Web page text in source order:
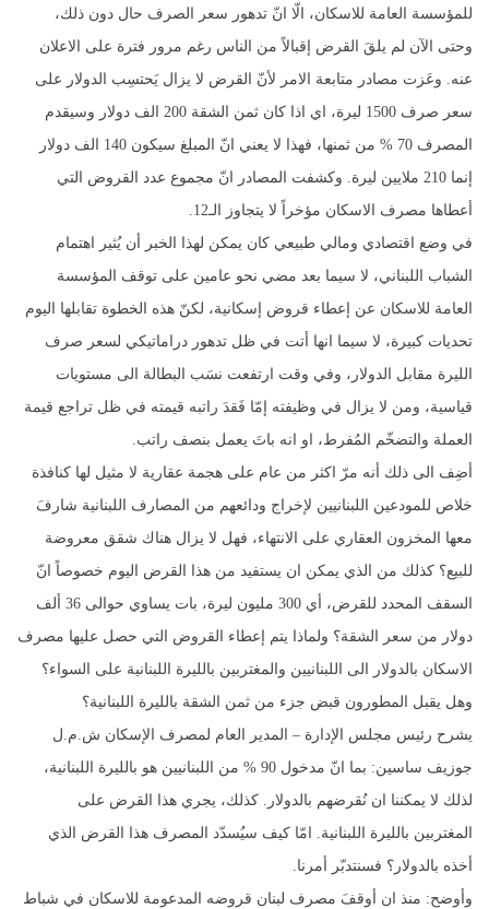
للمؤسسة العامة للاسكان، الّا انّ تدهور سعر الصرف حال دون ذلك،
وحتى الآن لم يلقَ القرض إقبالاً من الناس رغم مرور فترة على الاعلان
عنه. وعَزت مصادر متابعة الامر لأنّ القرض لا يزال يَحتسِب الدولار على
سعر صرف 1500 ليرة، اي اذا كان ثمن الشقة 200 الف دولار وسيقدم
المصرف 70 % من ثمنها، فهذا لا يعني انّ المبلغ سيكون 140 الف دولار
إنما 210 ملايين ليرة. وكشفت المصادر انّ مجموع عدد القروض التي
أعطاها مصرف الاسكان مؤخراً لا يتجاوز الـ12.
في وضع اقتصادي ومالي طبيعي كان يمكن لهذا الخبر أن يُثير اهتمام
الشباب اللبناني، لا سيما بعد مضي نحو عامين على توقف المؤسسة
العامة للاسكان عن إعطاء قروض إسكانية، لكنّ هذه الخطوة تقابلها اليوم
تحديات كبيرة، لا سيما انها أتت في ظل تدهور دراماتيكي لسعر صرف
الليرة مقابل الدولار، وفي وقت ارتفعت نسَب البطالة الى مستويات
قياسية، ومن لا يزال في وظيفته إمّا فَقدَ راتبه قيمته في ظل تراجع قيمة
العملة والتضخّم المُفرط، او انه باتَ يعمل بنصف راتب.
أضِف الى ذلك أنه مرّ اكثر من عام على هجمة عقارية لا مثيل لها كنافذة
خلاص للمودعين اللبنانيين لإخراج ودائعهم من المصارف اللبنانية شارفَ
معها المخزون العقاري على الانتهاء، فهل لا يزال هناك شقق معروضة
للبيع؟ كذلك من الذي يمكن ان يستفيد من هذا القرض اليوم خصوصاً انّ
السقف المحدد للقرض، أي 300 مليون ليرة، بات يساوي حوالى 36 ألف
دولار من سعر الشقة؟ ولماذا يتم إعطاء القروض التي حصل عليها مصرف
الاسكان بالدولار الى اللبنانيين والمغتربين بالليرة اللبنانية على السواء؟
وهل يقبل المطورون قبض جزء من ثمن الشقة بالليرة اللبنانية؟
يشرح رئيس مجلس الإدارة – المدير العام لمصرف الإسكان ش.م.ل
جوزيف ساسين: بما انّ مدخول 90 % من اللبنانيين هو بالليرة اللبنانية،
لذلك لا يمكننا ان نُقرضهم بالدولار. كذلك، يجري هذا القرض على
المغتربين بالليرة اللبنانية. امّا كيف سيُسدّد المصرف هذا القرض الذي
أخذه بالدولار؟ فسنتدبّر أمرنا.
وأوضح: منذ ان أوقفَ مصرف لبنان قروضه المدعومة للاسكان في شباط